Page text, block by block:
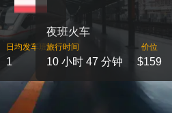
日均发车班次
1
夜班火车
旅行时间
10 小时 47 分钟
价位
$159